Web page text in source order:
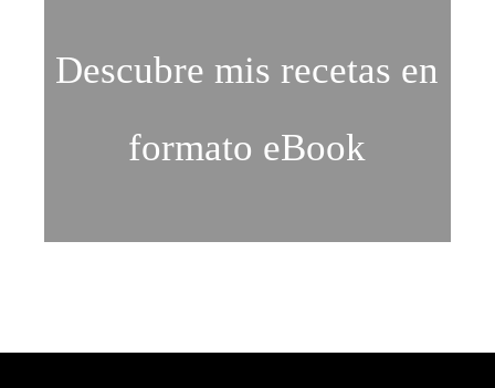
Descubre mis recetas en
formato eBook